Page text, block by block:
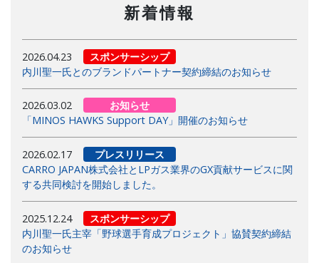
新着情報
2026.04.23
スポンサーシップ
内川聖一氏とのブランドパートナー契約締結のお知らせ
2026.03.02
お知らせ
「MINOS HAWKS Support DAY」開催のお知らせ
2026.02.17
プレスリリース
CARRO JAPAN株式会社とLPガス業界のGX貢献サービスに関
する共同検討を開始しました。
2025.12.24
スポンサーシップ
内川聖一氏主宰「野球選手育成プロジェクト」協賛契約締結
のお知らせ